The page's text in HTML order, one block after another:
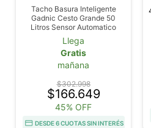
Tacho Basura Inteligente
Gadnic Cesto Grande 50
Litros Sensor Automatico
Acero Inoxidable Antihuellas
Llega
Gratis
mañana
$302.998
$166.649
45% OFF
DESDE 6 CUOTAS SIN INTERÉS